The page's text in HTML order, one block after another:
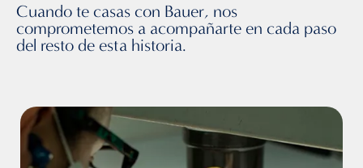
Cuando te casas con Bauer, nos
comprometemos a acompañarte en cada paso
del resto de esta historia.